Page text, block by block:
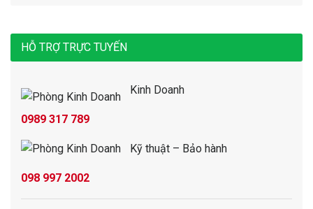
HỖ TRỢ TRỰC TUYẾN
Kinh Doanh
0989 317 789
Kỹ thuật – Bảo hành
098 997 2002